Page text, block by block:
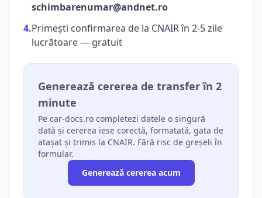
schimbarenumar@andnet.ro
4.Primești confirmarea de la CNAIR în 2-5 zile
lucrătoare — gratuit
Generează cererea de transfer în 2
minute
Pe car-docs.ro completezi datele o singură
dată și cererea iese corectă, formatată, gata de
atașat și trimis la CNAIR. Fără risc de greșeli în
formular.
Generează cererea acum